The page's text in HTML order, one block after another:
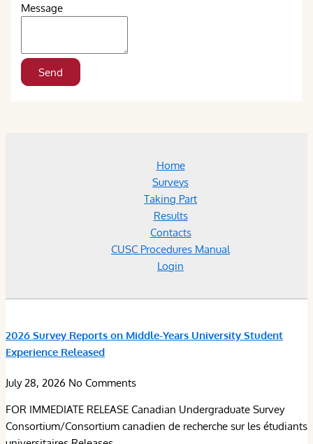
Message
Home
Surveys
Taking Part
Results
Contacts
CUSC Procedures Manual
Login
2026 Survey Reports on Middle-Years University Student
Experience Released
July 28, 2026 No Comments
FOR IMMEDIATE RELEASE Canadian Undergraduate Survey
Consortium/Consortium canadien de recherche sur les étudiants